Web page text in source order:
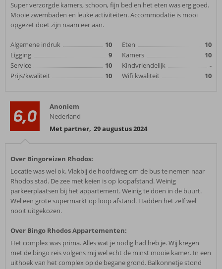
Super verzorgde kamers, schoon, fijn bed en het eten was erg goed.
Mooie zwembaden en leuke activiteiten. Accommodatie is mooi
opgezet doet zijn naam eer aan.
Algemene indruk
10
Ligging
9
Service
10
Prijs/kwaliteit
10
Eten
10
Kamers
10
Kindvriendelijk
-
Wifi kwaliteit
10
6,0
Anoniem
Nederland
Met partner, 29 augustus 2024
Over Bingoreizen Rhodos:
Locatie was wel ok. Vlakbij de hoofdweg om de bus te nemen naar
Rhodos stad. De zee met keien is op loopafstand. Weinig
parkeerplaatsen bij het appartement. Weinig te doen in de buurt.
Wel een grote supermarkt op loop afstand. Hadden het zelf wel
nooit uitgekozen.
Over Bingo Rhodos Appartementen:
Het complex was prima. Alles wat je nodig had heb je. Wij kregen
met de bingo reis volgens mij wel echt de minst mooie kamer. In een
uithoek van het complex op de begane grond. Balkonnetje stond